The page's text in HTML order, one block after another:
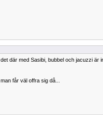
det där med Sasibi, bubbel och jacuzzi är
man får väl offra sig då...